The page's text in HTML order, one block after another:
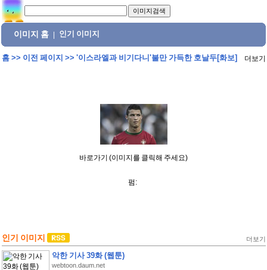
이미지 홈 인기 이미지
홈>> 이전 페이지 >> '이스라엘과 비기다니'불만 가득한 호날두[화보] 더보기
바로가기 (이미지를 클릭해 주세요)
펌:
인기 이미지 더보기
악한 기사 39화 (웹툰)
webtoon.daum.net